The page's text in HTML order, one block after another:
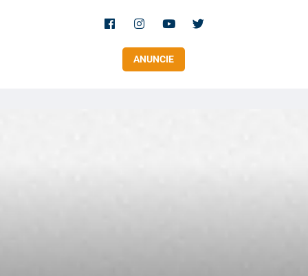
ANUNCIE